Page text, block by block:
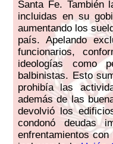
Santa Fe. También
incluidas en su
aumentando los
país. Apelando
funcionarios,
ideologías como
balbinistas. Esto
prohibía las
además de las
devolvió los
condonó deudas
enfrentamientos